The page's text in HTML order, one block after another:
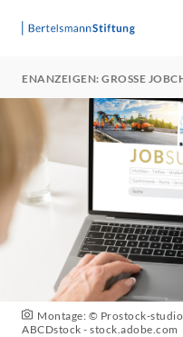
GROSSE
Montage: © Prostock-
ABCDstock - stock.adobe.com